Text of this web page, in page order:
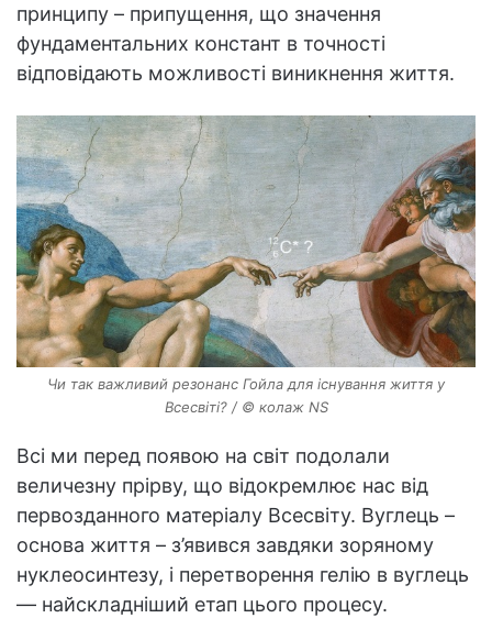
принципу – припущення, що значення
фундаментальних констант в точності
відповідають можливості виникнення життя.
Чи так важливий резонанс Гойла для існування життя у
Всесвіті? / © колаж NS
Всі ми перед появою на світ подолали
величезну прірву, що відокремлює нас від
первозданного матеріалу Всесвіту. Вуглець –
основа життя – з’явився завдяки зоряному
нуклеосинтезу, і перетворення гелію в вуглець
— найскладніший етап цього процесу.